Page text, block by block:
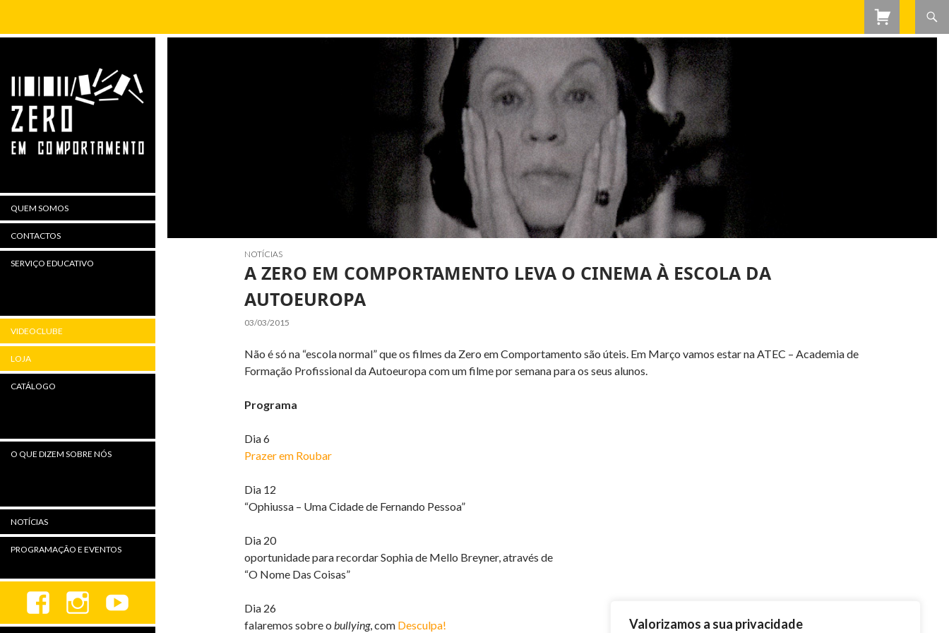
Valorizamos a sua privacidade
NOTÍCIAS
A ZERO EM COMPORTAMENTO LEVA O CINEMA À ESCOLA DA
AUTOEUROPA
03/03/2015
Não é só na “escola normal” que os filmes da Zero em Comportamento são úteis. Em Março vamos estar na ATEC – Academia de
Formação Profissional da Autoeuropa com um filme por semana para os seus alunos.
Programa
Dia 6
Prazer em Roubar
Dia 12
“Ophiussa – Uma Cidade de Fernando Pessoa”
Dia 20
oportunidade para recordar Sophia de Mello Breyner, através de
“O Nome Das Coisas”
Dia 26
falaremos sobre o bullying, com Desculpa!
QUEM SOMOS
CONTACTOS
SERVIÇO EDUCATIVO
VIDEOCLUBE
LOJA
CATÁLOGO
O QUE DIZEM SOBRE NÓS
NOTÍCIAS
PROGRAMAÇÃO E EVENTOS